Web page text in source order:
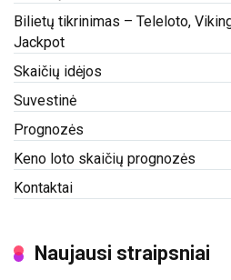
Bilietų tikrinimas – Teleloto,
Jackpot
Skaičių idėjos
Suvestinė
Prognozės
Keno loto skaičių prognozės
Kontaktai
Naujausi straipsniai